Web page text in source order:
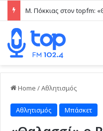
Home /Αθλητισμός
Αθλητισμός Μπάσκετ